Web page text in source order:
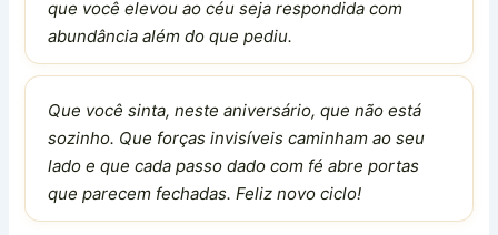
que você elevou ao céu seja respondida com
abundância além do que pediu.
Que você sinta, neste aniversário, que não está
sozinho. Que forças invisíveis caminham ao seu
lado e que cada passo dado com fé abre portas
que parecem fechadas. Feliz novo ciclo!